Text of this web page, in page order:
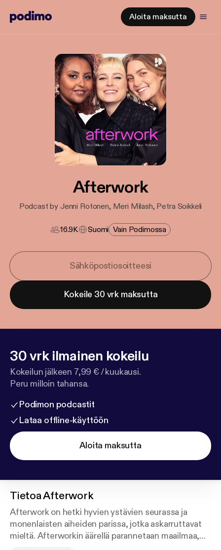
Aloita maksutta
Afterwork
Podcast by Jenni Rotonen, Meri Milash, Petra Soikkeli
16.9K Suomi Vain Podimossa
Kokeile 30 vrk maksutta
30 vrk ilmainen kokeilu
Kokeilun jälkeen 7,99 € / kuukausi.
Peru milloin tahansa.
Podimon podcastit
Lataa offline-käyttöön
Aloita maksutta
TietoaAfterwork
Afterwork on hetki hyvien ystävien seurassa ja
monenlaisten aiheiden parissa, jotka askarruttavat
mieltä. Afterworkin äärellä parannetaan maailmaa,